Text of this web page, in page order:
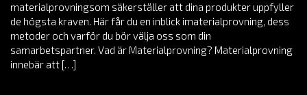
materialprovningsom säkerställer att dina produkter uppfyller
de högsta kraven. Här får du en inblick imaterialprovning, dess
metoder och varför du bör välja oss som din
samarbetspartner. Vad är Materialprovning? Materialprovning
innebär att […]